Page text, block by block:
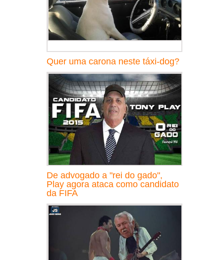
Quer uma carona neste táxi-dog?
De advogado a "rei do gado",
Play agora ataca como candidato
da FIFA